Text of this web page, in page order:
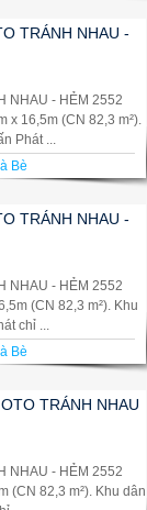
TRÁNH NHAU -
NHAU - HẺM 2552
x 16,5m (CN 82,3 m²).
Phát ...
Bè
TRÁNH NHAU -
NHAU - HẺM 2552
(CN 82,3 m²). Khu
chỉ ...
Bè
TRÁNH NHAU
NHAU - HẺM 2552
(CN 82,3 m²). Khu dân